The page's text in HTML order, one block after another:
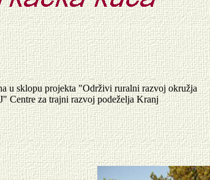
u sklopu projekta "Održivi ruralni razvoj okružja
Centre za trajni razvoj podeželja Kranj